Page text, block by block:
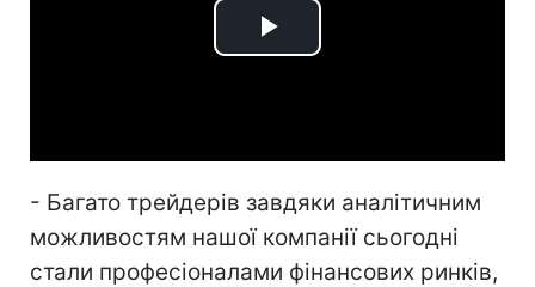
Play
- Багато трейдерів завдяки аналітичним
можливостям нашої компанії сьогодні
стали професіоналами фінансових ринків,